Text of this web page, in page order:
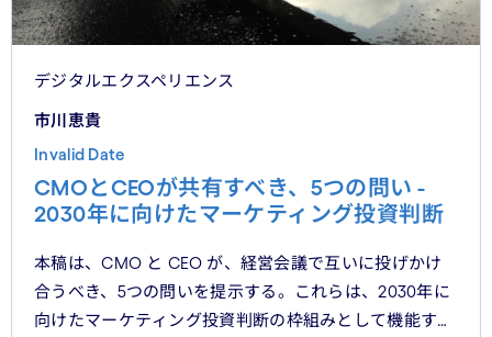
デジタルエクスペリエンス
市川恵貴
Invalid Date
CMOとCEOが共有すべき、5つの問い -
2030年に向けたマーケティング投資判断
本稿は、CMO と CEO が、経営会議で互いに投げかけ
合うべき、5つの問いを提示する。これらは、2030年に
向けたマーケティング投資判断の枠組みとして機能する